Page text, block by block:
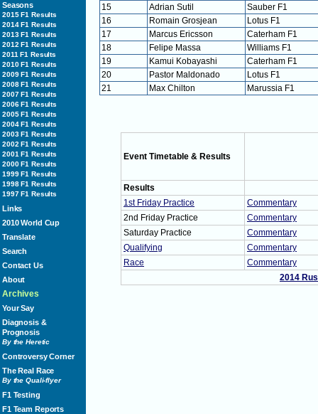
Seasons
2015 F1 Results
2014 F1 Results
2013 F1 Results
2012 F1 Results
2011 F1 Results
2010 F1 Results
2009 F1 Results
2008 F1 Results
2007 F1 Results
2006 F1 Results
2005 F1 Results
2004 F1 Results
2003 F1 Results
2002 F1 Results
2001 F1 Results
2000 F1 Results
1999 F1 Results
1998 F1 Results
1997 F1 Results
Links
2010 World Cup
Translate
Search
Contact Us
About
Archives
Your Say
Diagnosis &
Prognosis
By the Heretic
Controversy Corner
The Real Race
By the Quali-flyer
F1 Testing
F1 Team Reports
15
Adrian Sutil
Sauber F1
16
Romain Grosjean
Lotus F1
17
Marcus Ericsson
Caterham F1
18
Felipe Massa
Williams F1
19
Kamui Kobayashi
Caterham F1
20
Pastor Maldonado
Lotus F1
21
Max Chilton Marussia F1
Event Timetable & Results
Results
1st Friday Practice
Commentary
2nd Friday Practice
Commentary
Saturday Practice
Commentary
Qualifying
Commentary
Race
Commentary
2014